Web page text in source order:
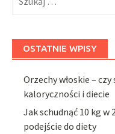
OSTATNIE WPISY
Orzechy włoskie –
kaloryczności i diecie
Jak schudnąć 10 kg
podejście do diety